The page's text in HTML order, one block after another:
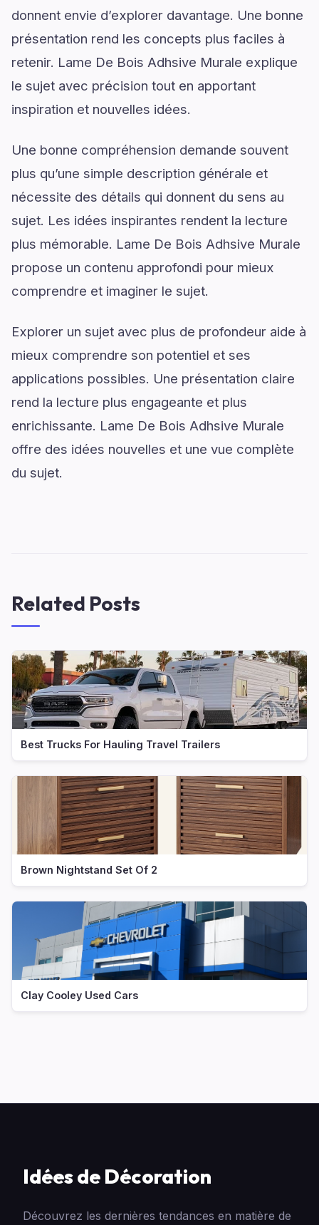
donnent envie d’explorer davantage. Une bonne
présentation rend les concepts plus faciles à
retenir. Lame De Bois Adhsive Murale explique
le sujet avec précision tout en apportant
inspiration et nouvelles idées.
Une bonne compréhension demande souvent
plus qu’une simple description générale et
nécessite des détails qui donnent du sens au
sujet. Les idées inspirantes rendent la lecture
plus mémorable. Lame De Bois Adhsive Murale
propose un contenu approfondi pour mieux
comprendre et imaginer le sujet.
Explorer un sujet avec plus de profondeur aide à
mieux comprendre son potentiel et ses
applications possibles. Une présentation claire
rend la lecture plus engageante et plus
enrichissante. Lame De Bois Adhsive Murale
offre des idées nouvelles et une vue complète
du sujet.
Related Posts
Best Trucks For Hauling Travel Trailers
Brown Nightstand Set Of 2
Clay Cooley Used Cars
Idées de Décoration
Découvrez les dernières tendances en matière de